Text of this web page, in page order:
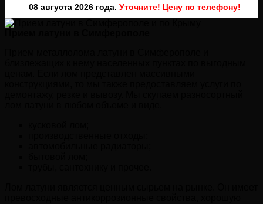
08 августа 2026 года. Уточните! Цену по телефону!